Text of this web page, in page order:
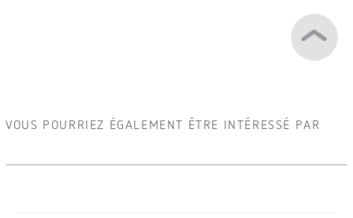
VOUS POURRIEZ ÉGALEMENT ÊTRE INTÉRESSÉ PAR